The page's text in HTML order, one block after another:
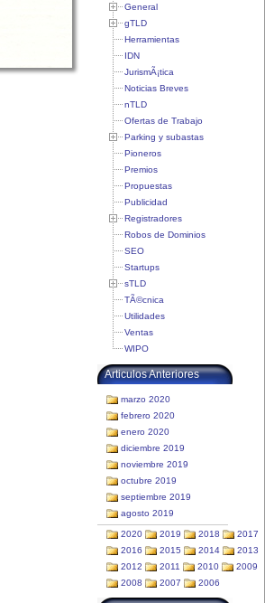
General
gTLD
Herramientas
IDN
JurismÃ¡tica
Noticias Breves
nTLD
Ofertas de Trabajo
Parking y subastas
Pioneros
Premios
Propuestas
Publicidad
Registradores
Robos de Dominios
SEO
Startups
sTLD
TÃ©cnica
Utilidades
Ventas
WIPO
Articulos Anteriores
marzo 2020
febrero 2020
enero 2020
diciembre 2019
noviembre 2019
octubre 2019
septiembre 2019
agosto 2019
2020 2019 2018
2017
2016
2015 2014
2013
2012
2011 2010
2009
2008
2007 2006